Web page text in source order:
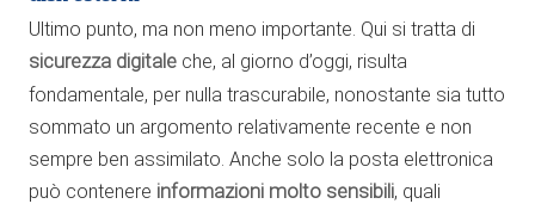
Ultimo punto, ma non meno importante. Qui si tratta di
sicurezza digitale che, al giorno d’oggi, risulta
fondamentale, per nulla trascurabile, nonostante sia tutto
sommato un argomento relativamente recente e non
sempre ben assimilato. Anche solo la posta elettronica
può contenere informazioni molto sensibili, quali